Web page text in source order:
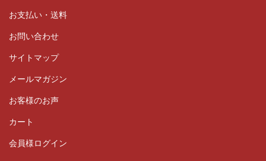
お支払い・送料
お問い合わせ
サイトマップ
メールマガジン
お客様のお声
カート
会員様ログイン